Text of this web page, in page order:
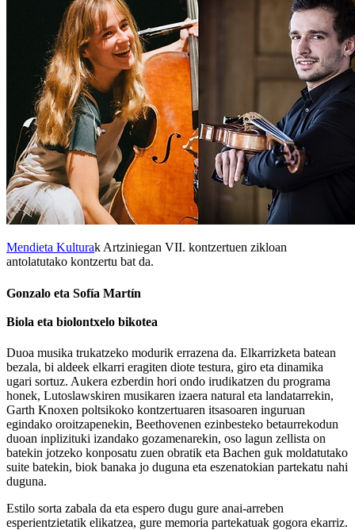
Mendieta Kulturak Artziniegan VII. kontzertuen zikloan
antolatutako kontzertu bat da.
Gonzalo eta Sofía Martín
Biola eta biolontxelo bikotea
Duoa musika trukatzeko modurik errazena da. Elkarrizketa batean
bezala, bi aldeek elkarri eragiten diote testura, giro eta dinamika
ugari sortuz. Aukera ezberdin hori ondo irudikatzen du programa
honek, Lutoslawskiren musikaren izaera natural eta landatarrekin,
Garth Knoxen poltsikoko kontzertuaren itsasoaren inguruan
egindako oroitzapenekin, Beethovenen ezinbesteko betaurrekodun
duoan inplizituki izandako gozamenarekin, oso lagun zellista on
batekin jotzeko konposatu zuen obratik eta Bachen guk moldatutako
suite batekin, biok banaka jo duguna eta eszenatokian partekatu nahi
duguna.
Estilo sorta zabala da eta espero dugu gure anai-arreben
esperientzietatik elikatzea, gure memoria partekatuak gogora ekarriz.